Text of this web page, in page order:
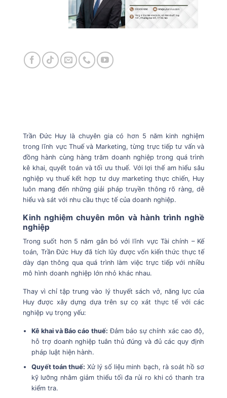
Trần Đức Huy là chuyên gia có hơn 5 năm kinh nghiệm
trong lĩnh vực Thuế và Marketing, từng trực tiếp tư vấn và
đồng hành cùng hàng trăm doanh nghiệp trong quá trình
kê khai, quyết toán và tối ưu thuế. Với lợi thế am hiểu sâu
nghiệp vụ thuế kết hợp tư duy marketing thực chiến, Huy
luôn mang đến những giải pháp truyền thông rõ ràng, dễ
hiểu và sát với nhu cầu thực tế của doanh nghiệp.
Kinh nghiệm chuyên môn và hành trình nghề
nghiệp
Trong suốt hơn 5 năm gắn bó với lĩnh vực Tài chính – Kế
toán, Trần Đức Huy đã tích lũy được vốn kiến thức thực tế
dày dạn thông qua quá trình làm việc trực tiếp với nhiều
mô hình doanh nghiệp lớn nhỏ khác nhau.
Thay vì chỉ tập trung vào lý thuyết sách vở, năng lực của
Huy được xây dựng dựa trên sự cọ xát thực tế với các
nghiệp vụ trọng yếu:
Kê khai và Báo cáo thuế: Đảm bảo sự chính xác cao độ,
hỗ trợ doanh nghiệp tuân thủ đúng và đủ các quy định
pháp luật hiện hành.
Quyết toán thuế: Xử lý số liệu minh bạch, rà soát hồ sơ
kỹ lưỡng nhằm giảm thiểu tối đa rủi ro khi có thanh tra
kiểm tra.